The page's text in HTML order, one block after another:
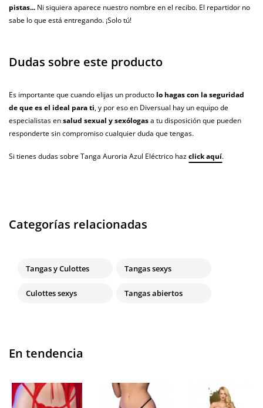
pistas... Ni siquiera aparece nuestro nombre en el recibo. El repartidor no
sabe lo que está entregando. ¡Solo tú!
Dudas sobre este producto
Es importante que cuando elijas un producto lo hagas con la seguridad
de que es el ideal para ti, y por eso en Diversual hay un equipo de
especialistas ensalud sexual y sexólogasa tu disposición que pueden
responderte sin compromiso cualquier duda que tengas.
Si tienes dudas sobre Tanga Auroria Azul Eléctrico hazclick aquí.
Categorías relacionadas
Tangas y Culottes Tangas sexys
Culottes sexys Tangas abiertos
En tendencia